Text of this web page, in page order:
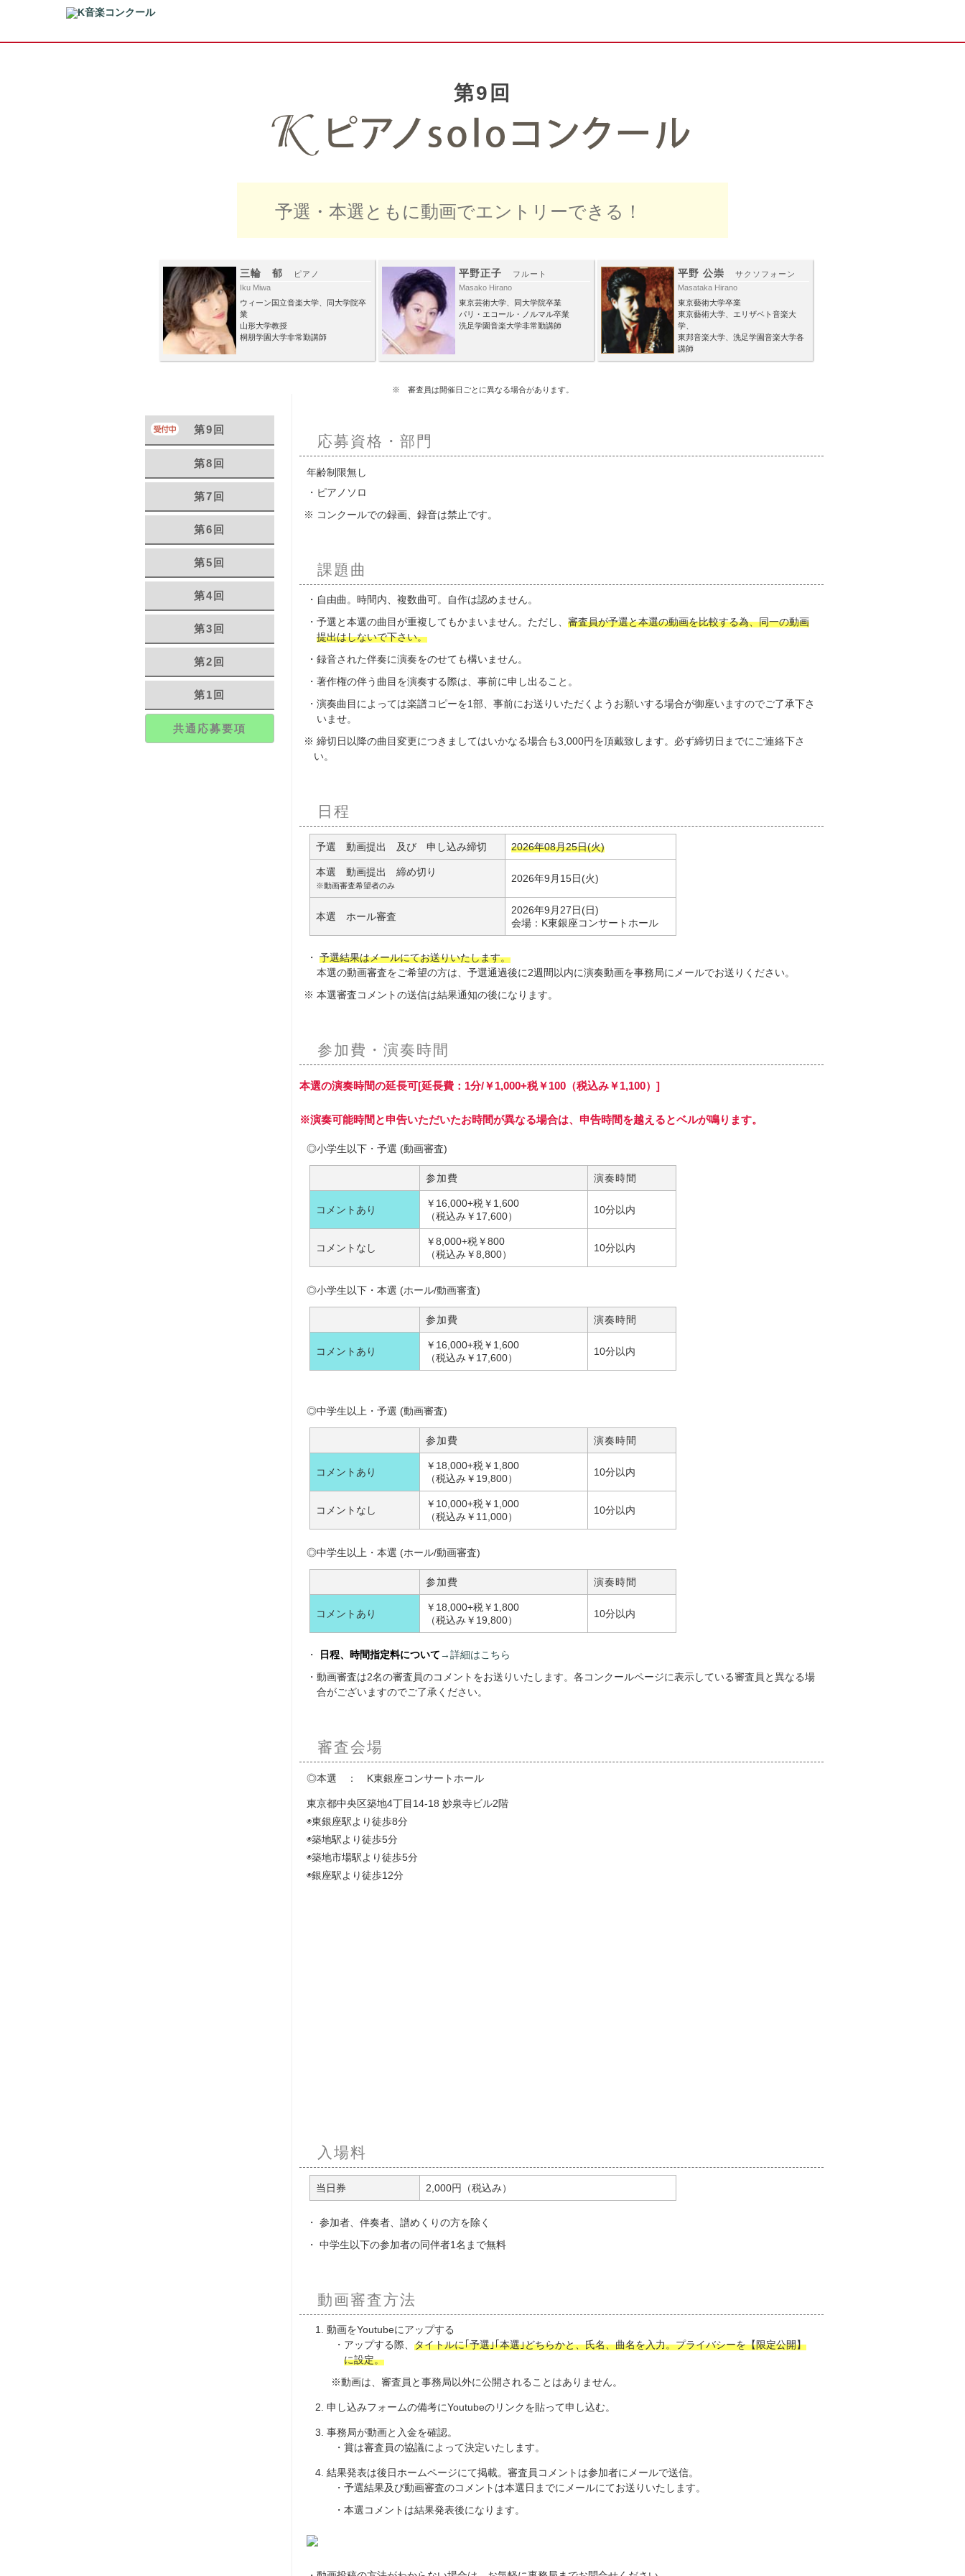
第9回
予選・本選ともに動画でエントリーできる！
三輪 郁
ピアノ
Iku Miwa
ウィーン国立音楽大学、同大学院卒
業
山形大学教授
桐朋学園大学非常勤講師
平野正子
フルート
Masako Hirano
東京芸術大学、同大学院卒業
パリ・エコール・ノルマル卒業
洗足学園音楽大学非常勤講師
平野 公崇
サクソフォーン
Masataka Hirano
東京藝術大学卒業
東京藝術大学、エリザベト音楽大
学、
東邦音楽大学、洗足学園音楽大学各
講師
※ 審査員は開催日ごとに異なる場合があります。
第9回
第8回
第7回
第6回
第5回
第4回
第3回
第2回
第1回
共通応募要項
応募資格・部門
年齢制限無し
ピアノソロ
コンクールでの録画、録音は禁止です。
課題曲
自由曲。時間内、複数曲可。自作は認めません。
予選と本選の曲目が重複してもかまいません。ただし、 審査員が予選と本選の動画を比較する為、同一の動画
提出はしないで下さい。
録音された伴奏に演奏をのせても構いません。
著作権の伴う曲目を演奏する際は、事前に申し出ること。
演奏曲目によっては楽譜コピーを1部、事前にお送りいただくようお願いする場合が御座いますのでご了承下さ
いませ。
締切日以降の曲目変更につきましてはいかなる場合も3,000円を頂戴致します。必ず締切日までにご連絡下さ
い。
日程
予選 動画提出 及び 申し込み締切 2026年08月25日(火)
本選 動画提出 締め切り
※動画審査希望者のみ
2026年9月15日(火)
本選 ホール審査
2026年9月27日(日)
会場：K東銀座コンサートホール
予選結果はメールにてお送りいたします。
本選の動画審査をご希望の方は、予選通過後に2週間以内に演奏動画を事務局にメールでお送りください。
本選審査コメントの送信は結果通知の後になります。
参加費・演奏時間
本選の演奏時間の延長可[延長費：1分/￥1,000+税￥100（税込み￥1,100）]
※演奏可能時間と申告いただいたお時間が異なる場合は、申告時間を越えるとベルが鳴ります。
◎小学生以下・予選 (動画審査)
参加費 演奏時間
コメントあり
￥16,000+税￥1,600
（税込み￥17,600）
10分以内
コメントなし
￥8,000+税￥800
（税込み￥8,800）
10分以内
◎小学生以下・本選 (ホール/動画審査)
参加費 演奏時間
コメントあり
￥16,000+税￥1,600
（税込み￥17,600）
10分以内
◎中学生以上・予選 (動画審査)
参加費 演奏時間
コメントあり
￥18,000+税￥1,800
（税込み￥19,800）
10分以内
コメントなし
￥10,000+税￥1,000
（税込み￥11,000）
10分以内
◎中学生以上・本選 (ホール/動画審査)
参加費 演奏時間
コメントあり
￥18,000+税￥1,800
（税込み￥19,800）
10分以内
日程、時間指定料について→詳細はこちら
動画審査は2名の審査員のコメントをお送りいたします。各コンクールページに表示している審査員と異なる場
合がございますのでご了承ください。
審査会場
◎本選 ： K東銀座コンサートホール
東京都中央区築地4丁目14-18 妙泉寺ビル2階
◉東銀座駅より徒歩8分
◉築地駅より徒歩5分
◉築地市場駅より徒歩5分
◉銀座駅より徒歩12分
入場料
当日券 2,000円（税込み）
参加者、伴奏者、譜めくりの方を除く
中学生以下の参加者の同伴者1名まで無料
動画審査方法
動画をYoutubeにアップする
アップする際、 タイトルに｢予選｣｢本選｣どちらかと、氏名、曲名を入力。プライバシーを【限定公開】
に設定。
動画は、審査員と事務局以外に公開されることはありません。
申し込みフォームの備考にYoutubeのリンクを貼って申し込む。
事務局が動画と入金を確認。
賞は審査員の協議によって決定いたします。
結果発表は後日ホームページにて掲載。審査員コメントは参加者にメールで送信。
予選結果及び動画審査のコメントは本選日までにメールにてお送りいたします。
本選コメントは結果発表後になります。